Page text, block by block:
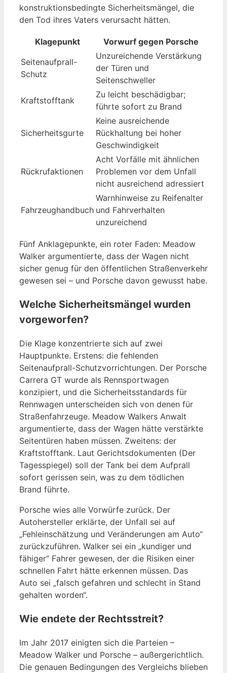
konstruktionsbedingte Sicherheitsmängel, die
den Tod ihres Vaters verursacht hätten.
Klagepunkt
Vorwurf gegen Porsche
Seitenaufprall-
Schutz
Unzureichende Verstärkung
der Türen und
Seitenschweller
Kraftstofftank
Zu leicht beschädigbar;
führte sofort zu Brand
Sicherheitsgurte
Keine ausreichende
Rückhaltung bei hoher
Geschwindigkeit
Rückrufaktionen
Acht Vorfälle mit ähnlichen
Problemen vor dem Unfall
nicht ausreichend adressiert
Fahrzeughandbuch
Warnhinweise zu Reifenalter
und Fahrverhalten
unzureichend
Fünf Anklagepunkte, ein roter Faden: Meadow
Walker argumentierte, dass der Wagen nicht
sicher genug für den öffentlichen Straßenverkehr
gewesen sei – und Porsche davon gewusst habe.
Welche Sicherheitsmängel wurden
vorgeworfen?
Die Klage konzentrierte sich auf zwei
Hauptpunkte. Erstens: die fehlenden
Seitenaufprall-Schutzvorrichtungen. Der Porsche
Carrera GT wurde als Rennsportwagen
konzipiert, und die Sicherheitsstandards für
Rennwagen unterscheiden sich von denen für
Straßenfahrzeuge. Meadow Walkers Anwalt
argumentierte, dass der Wagen hätte verstärkte
Seitentüren haben müssen. Zweitens: der
Kraftstofftank. Laut Gerichtsdokumenten (Der
Tagesspiegel) soll der Tank bei dem Aufprall
sofort gerissen sein, was zu dem tödlichen
Brand führte.
Porsche wies alle Vorwürfe zurück. Der
Autohersteller erklärte, der Unfall sei auf
„Fehleinschätzung und Veränderungen am Auto“
zurückzuführen. Walker sei ein „kundiger und
fähiger“ Fahrer gewesen, der die Risiken einer
schnellen Fahrt hätte erkennen müssen. Das
Auto sei „falsch gefahren und schlecht in Stand
gehalten worden“.
Wie endete der Rechtsstreit?
Im Jahr 2017 einigten sich die Parteien –
Meadow Walker und Porsche – außergerichtlich.
Die genauen Bedingungen des Vergleichs blieben